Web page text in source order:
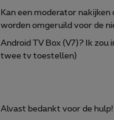
Kan een moderator
worden omgeruild voor de
Android TV Box (V7)? Ik
twee tv toestellen)
Alvast bedankt voor de hulp!